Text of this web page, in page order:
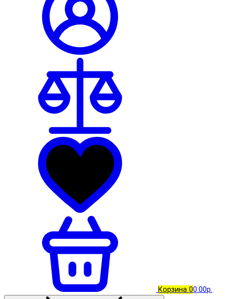
Корзина 00.00р.